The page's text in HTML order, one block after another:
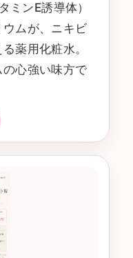
ミンE誘導体）
ムが、ニキビ
薬用化粧水。
心強い味方で